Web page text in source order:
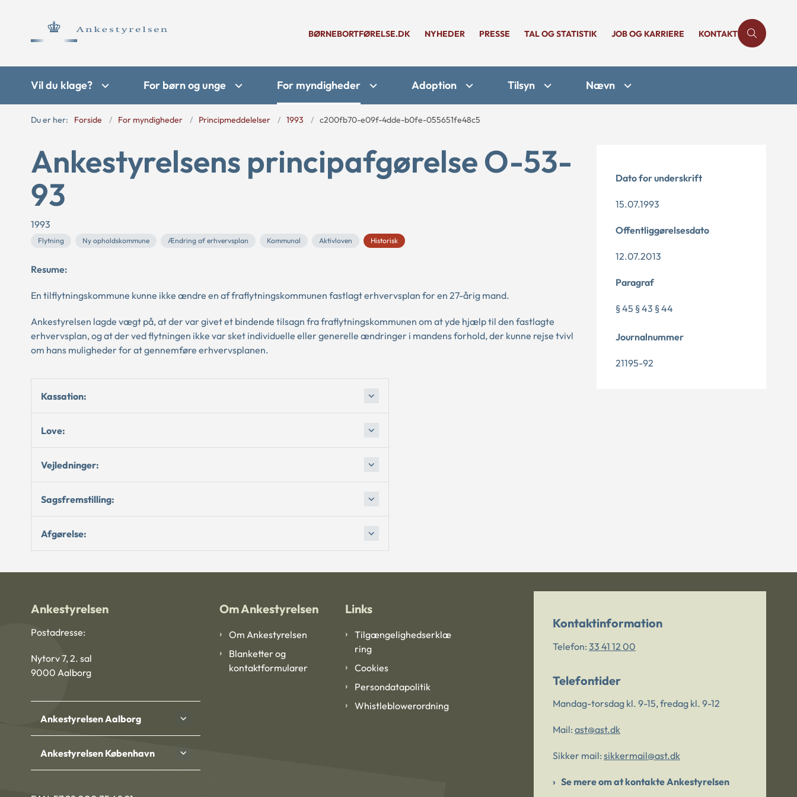
BØRNEBORTFØRELSE.DK NYHEDER PRESSE TAL OG STATISTIK JOB OG KARRIERE KONTAKT
Vil du klage? For børn og unge For myndigheder Adoption Tilsyn Nævn
Du er her: Forside For myndigheder Principmeddelelser 1993 c200fb70-e09f-4dde-b0fe-055651fe48c5
Ankestyrelsens principafgørelse O-53-
93
1993
Flytning Ny opholdskommune Ændring af erhvervsplan Kommunal Aktivloven Historisk
Resume:
En tilflytningskommune kunne ikke ændre en af fraflytningskommunen fastlagt erhvervsplan for en 27-årig mand.
Ankestyrelsen lagde vægt på, at der var givet et bindende tilsagn fra fraflytningskommunen om at yde hjælp til den fastlagte
erhvervsplan, og at der ved flytningen ikke var sket individuelle eller generelle ændringer i mandens forhold, der kunne rejse tvivl
om hans muligheder for at gennemføre erhvervsplanen.
Kassation:
Love:
Vejledninger:
Sagsfremstilling:
Afgørelse:
Dato for underskrift
15.07.1993
Offentliggørelsesdato
12.07.2013
Paragraf
§ 45 § 43 § 44
Journalnummer
21195-92
Ankestyrelsen
Postadresse:
Nytorv 7, 2. sal
9000 Aalborg
Ankestyrelsen Aalborg
Ankestyrelsen København
Om Ankestyrelsen
Om Ankestyrelsen
Blanketter og
kontaktformularer
Links
Tilgængelighedserklæ
ring
Cookies
Persondatapolitik
Whistleblowerordning
Kontaktinformation
Telefon: 33 41 12 00
Telefontider
Mandag-torsdag kl. 9-15, fredag kl. 9-12
Mail: ast@ast.dk
Sikker mail: sikkermail@ast.dk
Se mere om at kontakte Ankestyrelsen